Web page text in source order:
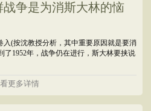
争是为消斯大林的恼
(按沈教授分析，其中重要原因就是要消
了1952年，战争仍在进行，斯大林要挟说
更多详情